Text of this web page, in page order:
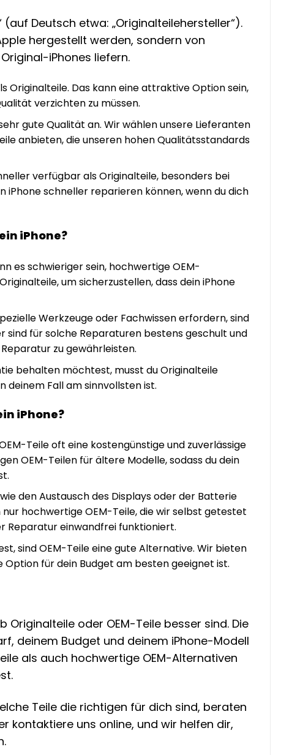
Deutsch etwa: „Originalteilehersteller“).
hergestellt werden, sondern von
iPhones liefern.
Originalteile. Das kann eine attraktive Option sein,
verzichten zu müssen.
gute Qualität an. Wir wählen unsere Lieferanten
anbieten, die unseren hohen Qualitätsstandards
verfügbar als Originalteile, besonders bei
iPhone schneller reparieren können, wenn du dich
iPhone?
es schwieriger sein, hochwertige OEM-
um sicherzustellen, dass dein iPhone
Werkzeuge oder Fachwissen erfordern, sind
sind für solche Reparaturen bestens geschult und
zu gewährleisten.
behalten möchtest, musst du Originalteile
deinem Fall am sinnvollsten ist.
iPhone?
Teile oft eine kostengünstige und zuverlässige
OEM-Teilen für ältere Modelle, sodass du dein
den Austausch des Displays oder der Batterie
hochwertige OEM-Teile, die wir selbst getestet
Reparatur einwandfrei funktioniert.
sind OEM-Teile eine gute Alternative. Wir bieten
für dein Budget am besten geeignet ist.
oder OEM-Teile besser sind. Die
deinem Budget und deinem iPhone-Modell
als auch hochwertige OEM-Alternativen
Teile die richtigen für dich sind, beraten
kontaktiere uns online, und wir helfen dir,